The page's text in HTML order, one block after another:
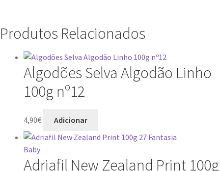
Produtos Relacionados
Algodões Selva Algodão Linho
100g nº12
4,90€ Adicionar
Adriafil New Zealand Print 100g